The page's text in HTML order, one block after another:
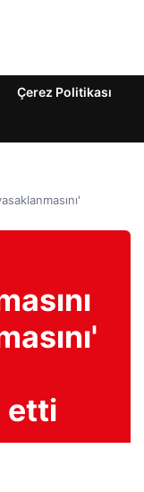
Çerez Politikası
etti